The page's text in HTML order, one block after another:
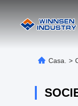
Casa. >